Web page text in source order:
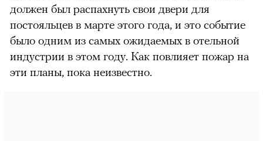
должен был распахнуть свои двери для
постояльцев в марте этого года, и это событие
было одним из самых ожидаемых в отельной
индустрии в этом году. Как повлияет пожар на
эти планы, пока неизвестно.